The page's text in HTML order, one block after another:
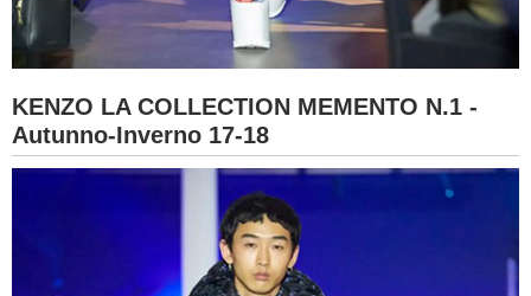
KENZO LA COLLECTION MEMENTO N.1 -
Autunno-Inverno 17-18